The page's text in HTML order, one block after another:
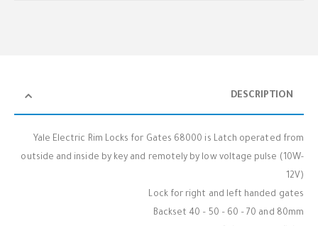
DESCRIPTION
Yale Electric Rim Locks for Gates 68000 is Latch operated from
outside and inside by key and remotely by low voltage pulse (10W-
12V)
Lock for right and left handed gates
Backset 40 – 50 – 60 – 70 and 80mm